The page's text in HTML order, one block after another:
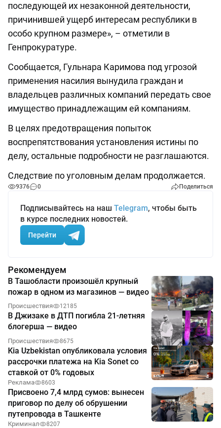
последующей их незаконной деятельности,
причинившей ущерб интересам республики в
особо крупном размере», – отметили в
Генпрокуратуре.
Сообщается, Гульнара Каримова под угрозой
применения насилия вынудила граждан и
владельцев различных компаний передать свое
имущество принадлежащим ей компаниям.
В целях предотвращения попыток
воспрепятствования установления истины по
делу, остальные подробности не разглашаются.
Следствие по уголовным делам продолжается.
9376 0 Поделиться
Подписывайтесь на наш Telegram, чтобы быть
в курсе последних новостей.
Перейти
Рекомендуем
В Ташобласти произошёл крупный
пожар в одном из магазинов — видео
Происшествия 12185
В Джизаке в ДТП погибла 21-летняя
блогерша — видео
Происшествия 8675
Kia Uzbekistan опубликовала условия
рассрочки платежа на Kia Sonet со
ставкой от 0% годовых
Реклама 8603
Присвоено 7,4 млрд сумов: вынесен
приговор по делу об обрушении
путепровода в Ташкенте
Криминал 8207